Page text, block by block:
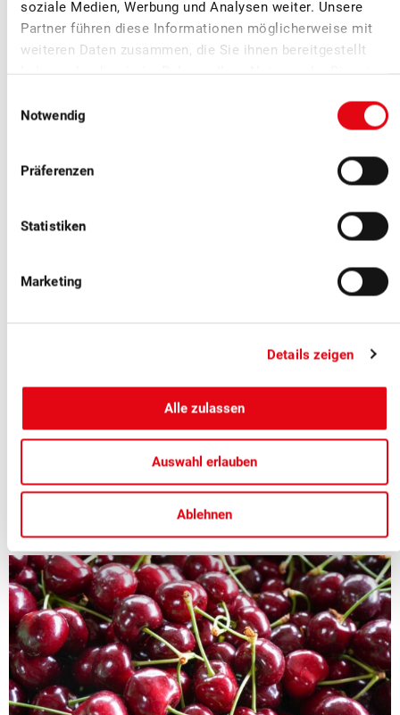
soziale Medien, Werbung und Analysen weiter. Unsere
Partner führen diese Informationen möglicherweise mit
weiteren Daten zusammen, die Sie ihnen bereitgestellt
Notwendig
Präferenzen
Statistiken
Marketing
Details zeigen
Alle zulassen
Auswahl erlauben
Ablehnen
Wir rechnen mit einer Produktion von zirka 3000 Tonnen.
Jetzt ist Schweizer Beerenzeit
Der Schweizer Obstverband (SOV) erwartet 2165 Tonnen
Heidelbeeren und 338 Tonnen Johannisbeeren.